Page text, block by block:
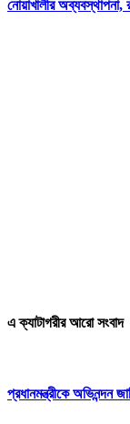
নোয়াখালীর
এ ক্যাটাগরীর আরো সংবাদ
প্রধানমন্ত্রীকে অভিনন্দন